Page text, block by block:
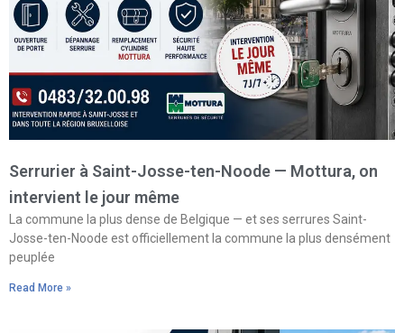
Serrurier à Saint-Josse-ten-Noode — Mottura, on
intervient le jour même
La commune la plus dense de Belgique — et ses serrures Saint-
Josse-ten-Noode est officiellement la commune la plus densément
peuplée
Read More »